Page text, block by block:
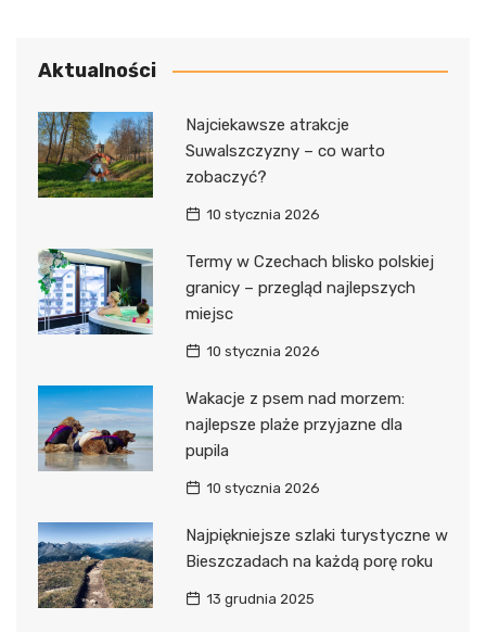
Aktualności
Najciekawsze atrakcje
Suwalszczyzny – co warto
zobaczyć?
10 stycznia 2026
Termy w Czechach blisko polskiej
granicy – przegląd najlepszych
miejsc
10 stycznia 2026
Wakacje z psem nad morzem:
najlepsze plaże przyjazne dla
pupila
10 stycznia 2026
Najpiękniejsze szlaki turystyczne w
Bieszczadach na każdą porę roku
13 grudnia 2025